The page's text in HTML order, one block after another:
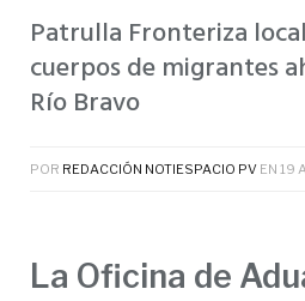
Patrulla Fronteriza
cuerpos de migrantes
Río Bravo
POR REDACCIÓN NOTIESPACIO PV EN 19
La Oficina de